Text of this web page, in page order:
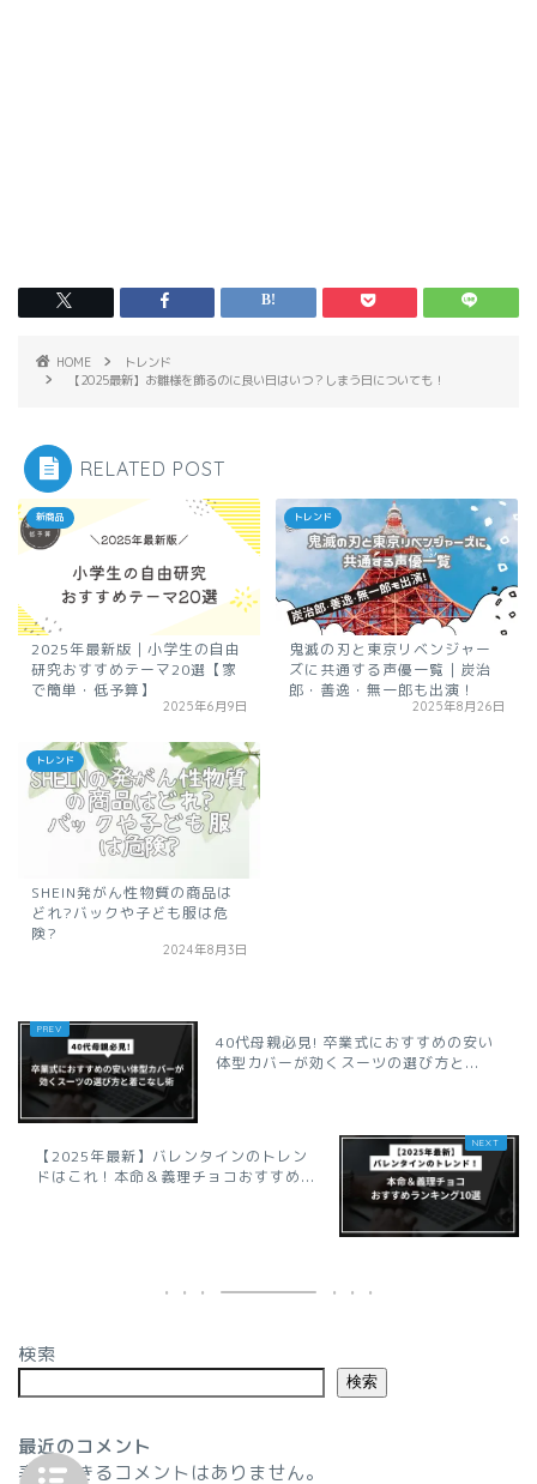
HOME
トレンド
【2025最新】お雛様を飾るのに良い日はいつ？しまう日についても！
RELATED POST
新商品
2025年最新版｜小学生の自由
研究おすすめテーマ20選【家
で簡単・低予算】
2025年6月9日
トレンド
鬼滅の刃と東京リベンジャー
ズに共通する声優一覧｜炭治
郎・善逸・無一郎も出演！
2025年8月26日
トレンド
SHEIN発がん性物質の商品は
どれ?バックや子ども服は危
険?
2024年8月3日
40代母親必見! 卒業式におすすめの安い
体型カバーが効くスーツの選び方と...
【2025年最新】バレンタインのトレン
ドはこれ！本命＆義理チョコおすすめ...
検索
検索
最近のコメント
表示できるコメントはありません。